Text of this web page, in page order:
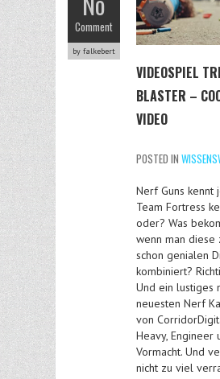
Comment
by falkebert
VIDEOSPIEL
BLASTER –
VIDEO
POSTED IN
Nerf Guns kennt
Team Fortress
oder? Was
wenn man diese
schon genialen
kombiniert?
Und ein lustiges
neuesten Nerf
von
Heavy, Engineer
Vormacht. Und
nicht zu viel